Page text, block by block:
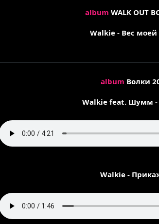
album WALK OUT
Walkie - Вес
album Волки
Walkie feat. Шумм -
Walkie -